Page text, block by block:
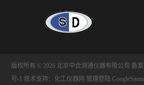
版权所有 © 2026 北京中合测通仪器有限公司 备
号-1 技术支持： 化工仪器网 管理登陆